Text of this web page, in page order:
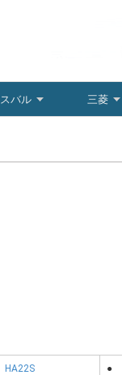
スバル 三菱
HA22S ●